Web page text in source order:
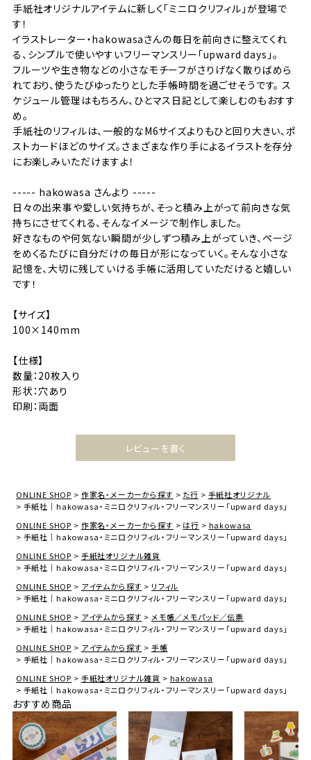
手紙社オリジナルアイテムに新しく「ミニロクリフィル」が登場で
す！
イラストレーター・hakowasaさんの毎日を前向きに整えてくれ
る、シンプルで使いやすいフリーマンスリー「upward days」。
フルーツや生き物などの小さなモチーフがさりげなく散りばめら
れており、使うたびゆったりとした手帳時間を過ごせそうです。 ス
ケジュール管理はもちろん、ひとマス日記として楽しむのもおすす
め。
手紙社のリフィルは、一般的なM6サイズよりもひと回り大きい、ポ
ストカードほどのサイズ。さまざまな作り手によるイラストを存分
にお楽しみいただけますよ！
----- hakowasa さんより -----
日々の出来事や愛しい気持ちが、そっと積み上がって前向きな気
持ちにさせてくれる、そんなイメージで制作しました。
好きなものや何気ない瞬間が少しずつ積み上がっていき、ページ
をめくるたびに自分だけの毎日が形になっていく。そんな小さな
記憶を、大切に残していける手帳に活用していただけると嬉しい
です！
【サイズ】
100×140mm
【仕様】
数量：20枚入り
形状：穴あり
印刷：両面
レビューを書く
ONLINE SHOP 作家名・メーカーから探す た行
手紙社オリジナル
手紙社｜hakowasa・ミニロクリフィル・フリーマンスリー「upward days」
ONLINE SHOP
作家名・メーカーから探す は行
hakowasa
手紙社｜hakowasa・ミニロクリフィル・フリーマンスリー「upward days」
ONLINE SHOP
手紙社オリジナル雑貨
手紙社｜hakowasa・ミニロクリフィル・フリーマンスリー「upward days」
ONLINE SHOP
アイテムから探す
リフィル
手紙社｜hakowasa・ミニロクリフィル・フリーマンスリー「upward days」
ONLINE SHOP
アイテムから探す
メモ帳／メモパッド／伝票
手紙社｜hakowasa・ミニロクリフィル・フリーマンスリー「upward days」
ONLINE SHOP
アイテムから探す
手帳
手紙社｜hakowasa・ミニロクリフィル・フリーマンスリー「upward days」
ONLINE SHOP
手紙社オリジナル雑貨
hakowasa
手紙社｜hakowasa・ミニロクリフィル・フリーマンスリー「upward days」
おすすめ商品